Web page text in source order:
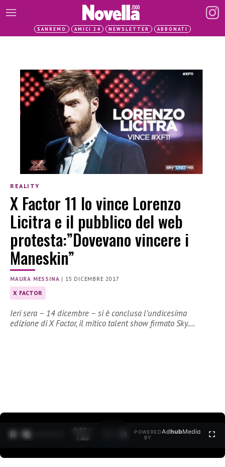
SANREMO AMICI 24 NEWSLETTER ABBONATI
REALITY
X Factor 11 lo vince Lorenzo
Licitra e il pubblico del web
protesta:”Dovevano vincere i
Maneskin”
MAURA MESSINA | 15 DICEMBRE 2017
X FACTOR
Ieri sera – 14 dicembre – si è conclusa l’undicesima
edizione di X Factor, il mitico talent show firmato Sky.…
0:28 /
1:40
POWERED
BY
AdhubMedia